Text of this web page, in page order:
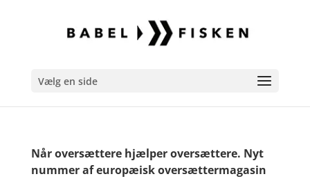
Vælg en side
Når oversættere hjælper oversættere. Nyt
nummer af europæisk oversættermagasin